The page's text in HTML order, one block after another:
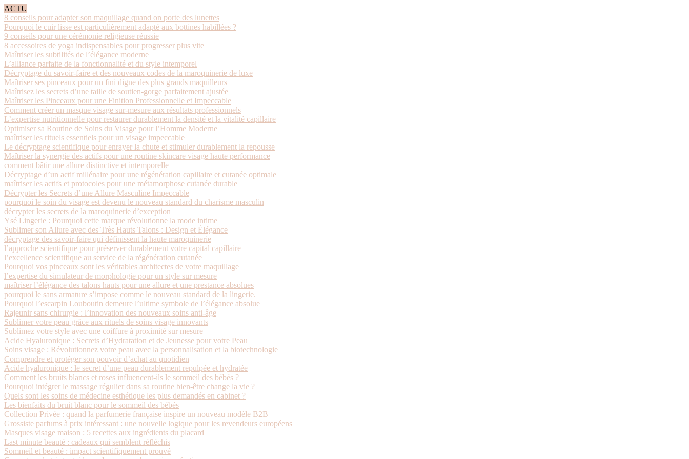
ACTU
8 conseils pour adapter son maquillage quand on porte des lunettes
Pourquoi le cuir lisse est particulièrement adapté aux bottines habillées ?
9 conseils pour une cérémonie religieuse réussie
8 accessoires de yoga indispensables pour progresser plus vite
Maîtriser les subtilités de l’élégance moderne
L’alliance parfaite de la fonctionnalité et du style intemporel
Décryptage du savoir-faire et des nouveaux codes de la maroquinerie de luxe
Maîtriser ses pinceaux pour un fini digne des plus grands maquilleurs
Maîtrisez les secrets d’une taille de soutien-gorge parfaitement ajustée
Maîtriser les Pinceaux pour une Finition Professionnelle et Impeccable
Comment créer un masque visage sur-mesure aux résultats professionnels
L’expertise nutritionnelle pour restaurer durablement la densité et la vitalité capillaire
Optimiser sa Routine de Soins du Visage pour l’Homme Moderne
maîtriser les rituels essentiels pour un visage impeccable
Le décryptage scientifique pour enrayer la chute et stimuler durablement la repousse
Maîtriser la synergie des actifs pour une routine skincare visage haute performance
comment bâtir une allure distinctive et intemporelle
Décryptage d’un actif millénaire pour une régénération capillaire et cutanée optimale
maîtriser les actifs et protocoles pour une métamorphose cutanée durable
Décrypter les Secrets d’une Allure Masculine Impeccable
pourquoi le soin du visage est devenu le nouveau standard du charisme masculin
décrypter les secrets de la maroquinerie d’exception
Ysé Lingerie : Pourquoi cette marque révolutionne la mode intime
Sublimer son Allure avec des Très Hauts Talons : Design et Élégance
décryptage des savoir-faire qui définissent la haute maroquinerie
l’approche scientifique pour préserver durablement votre capital capillaire
l’excellence scientifique au service de la régénération cutanée
Pourquoi vos pinceaux sont les véritables architectes de votre maquillage
l’expertise du simulateur de morphologie pour un style sur mesure
maîtriser l’élégance des talons hauts pour une allure et une prestance absolues
pourquoi le sans armature s’impose comme le nouveau standard de la lingerie.
Pourquoi l’escarpin Louboutin demeure l’ultime symbole de l’élégance absolue
Rajeunir sans chirurgie : l’innovation des nouveaux soins anti-âge
Sublimer votre peau grâce aux rituels de soins visage innovants
Sublimez votre style avec une coiffure à proximité sur mesure
Acide Hyaluronique : Secrets d’Hydratation et de Jeunesse pour votre Peau
Soins visage : Révolutionnez votre peau avec la personnalisation et la biotechnologie
Comprendre et protéger son pouvoir d’achat au quotidien
Acide hyaluronique : le secret d’une peau durablement repulpée et hydratée
Comment les bruits blancs et roses influencent-ils le sommeil des bébés ?
Pourquoi intégrer le massage régulier dans sa routine bien-être change la vie ?
Quels sont les soins de médecine esthétique les plus demandés en cabinet ?
Les bienfaits du bruit blanc pour le sommeil des bébés
Collection Privée : quand la parfumerie française inspire un nouveau modèle B2B
Grossiste parfums à prix intéressant : une nouvelle logique pour les revendeurs européens
Masques visage maison : 5 recettes aux ingrédients du placard
Last minute beauté : cadeaux qui semblent réfléchis
Sommeil et beauté : impact scientifiquement prouvé